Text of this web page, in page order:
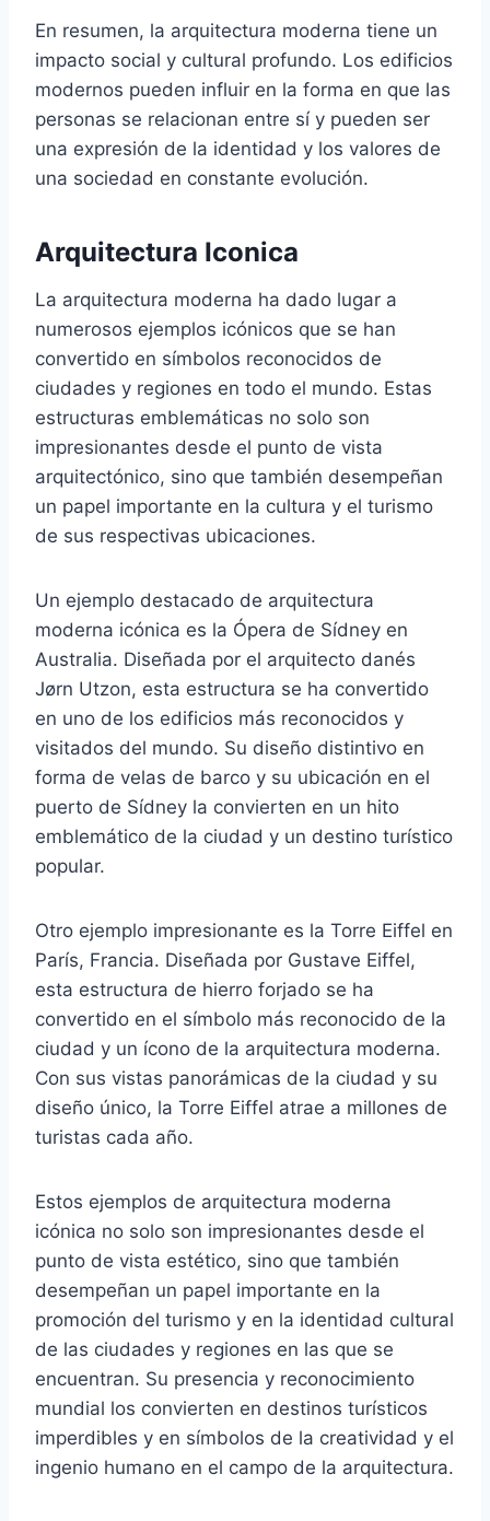
En resumen, la arquitectura moderna tiene un
impacto social y cultural profundo. Los edificios
modernos pueden influir en la forma en que las
personas se relacionan entre sí y pueden ser
una expresión de la identidad y los valores de
una sociedad en constante evolución.
Arquitectura Iconica
La arquitectura moderna ha dado lugar a
numerosos ejemplos icónicos que se han
convertido en símbolos reconocidos de
ciudades y regiones en todo el mundo. Estas
estructuras emblemáticas no solo son
impresionantes desde el punto de vista
arquitectónico, sino que también desempeñan
un papel importante en la cultura y el turismo
de sus respectivas ubicaciones.
Un ejemplo destacado de arquitectura
moderna icónica es la Ópera de Sídney en
Australia. Diseñada por el arquitecto danés
Jørn Utzon, esta estructura se ha convertido
en uno de los edificios más reconocidos y
visitados del mundo. Su diseño distintivo en
forma de velas de barco y su ubicación en el
puerto de Sídney la convierten en un hito
emblemático de la ciudad y un destino turístico
popular.
Otro ejemplo impresionante es la Torre Eiffel en
París, Francia. Diseñada por Gustave Eiffel,
esta estructura de hierro forjado se ha
convertido en el símbolo más reconocido de la
ciudad y un ícono de la arquitectura moderna.
Con sus vistas panorámicas de la ciudad y su
diseño único, la Torre Eiffel atrae a millones de
turistas cada año.
Estos ejemplos de arquitectura moderna
icónica no solo son impresionantes desde el
punto de vista estético, sino que también
desempeñan un papel importante en la
promoción del turismo y en la identidad cultural
de las ciudades y regiones en las que se
encuentran. Su presencia y reconocimiento
mundial los convierten en destinos turísticos
imperdibles y en símbolos de la creatividad y el
ingenio humano en el campo de la arquitectura.